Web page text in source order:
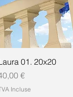
01. 20x20
€
Incluse